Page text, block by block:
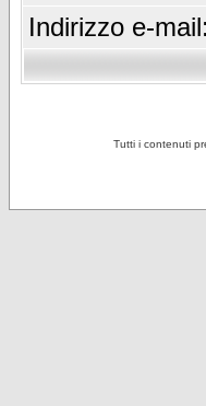
Indirizzo e-
Tutti i contenuti